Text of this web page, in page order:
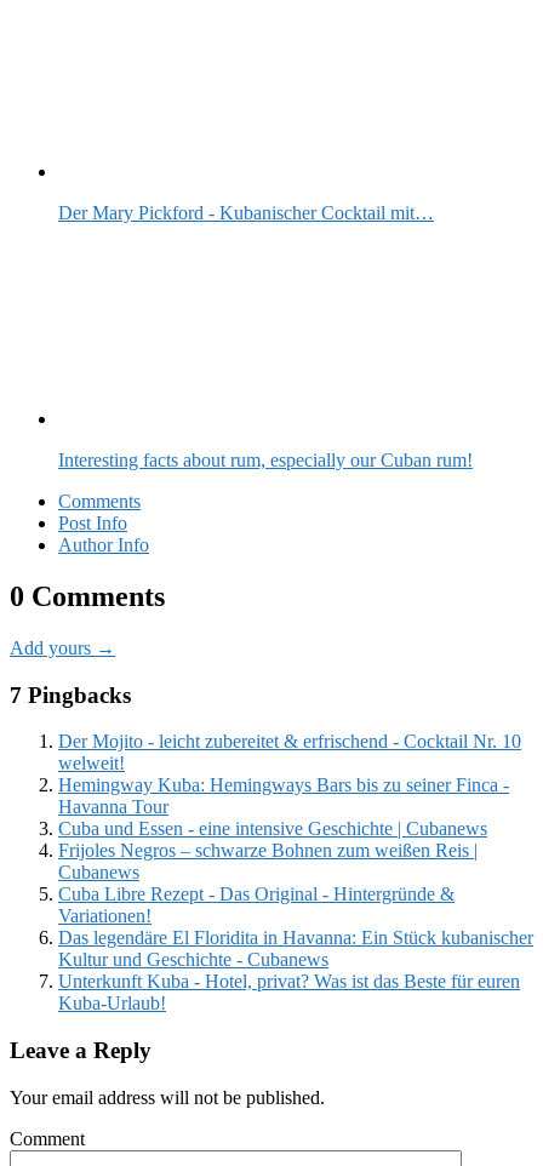
Der Mary Pickford - Kubanischer Cocktail mit…
Interesting facts about rum, especially our Cuban rum!
Comments
Post Info
Author Info
0 Comments
Add yours →
7 Pingbacks
Der Mojito - leicht zubereitet & erfrischend - Cocktail Nr. 10
welweit!
Hemingway Kuba: Hemingways Bars bis zu seiner Finca -
Havanna Tour
Cuba und Essen - eine intensive Geschichte | Cubanews
Frijoles Negros – schwarze Bohnen zum weißen Reis |
Cubanews
Cuba Libre Rezept - Das Original - Hintergründe &
Variationen!
Das legendäre El Floridita in Havanna: Ein Stück kubanischer
Kultur und Geschichte - Cubanews
Unterkunft Kuba - Hotel, privat? Was ist das Beste für euren
Kuba-Urlaub!
Leave a Reply
Your email address will not be published.
Comment